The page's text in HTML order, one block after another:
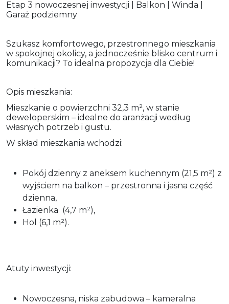
Etap 3 nowoczesnej inwestycji | Balkon | Winda |
Garaż podziemny
Szukasz komfortowego, przestronnego mieszkania
w spokojnej okolicy, a jednocześnie blisko centrum i
komunikacji? To idealna propozycja dla Ciebie!
Opis mieszkania:
Mieszkanie o powierzchni 32,3 m², w stanie
deweloperskim – idealne do aranżacji według
własnych potrzeb i gustu.
W skład mieszkania wchodzi:
Pokój dzienny z aneksem kuchennym (21,5 m²) z
wyjściem na balkon – przestronna i jasna część
dzienna,
Łazienka (4,7 m²),
Hol (6,1 m²).
Atuty inwestycji:
Nowoczesna, niska zabudowa – kameralna